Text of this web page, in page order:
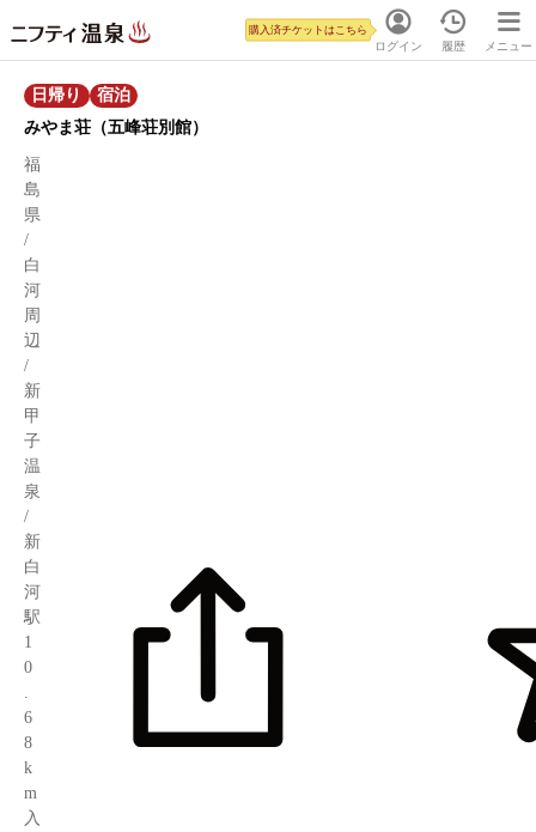
ログイン
購入済チケットはこちら
履歴 メニュー
日帰り
宿泊
みやま荘（五峰荘別館）
福
島
県
/
白
河
周
辺
/
新
甲
子
温
泉
/
新
白
河
駅
1
0
6
8
k
m
入